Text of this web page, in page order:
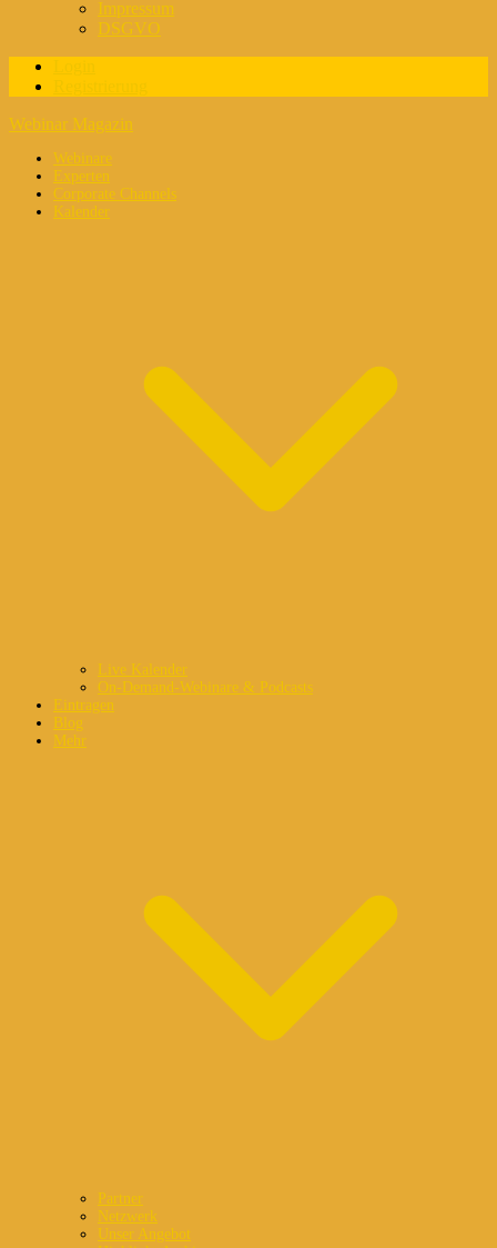
Impressum
DSGVO
Webinar Magazin
Webinare
Experten
Corporate Channels
Kalender
Live Kalender
On-Demand-Webinare & Podcasts
Eintragen
Blog
Mehr
Partner
Netzwerk
Unser Angebot